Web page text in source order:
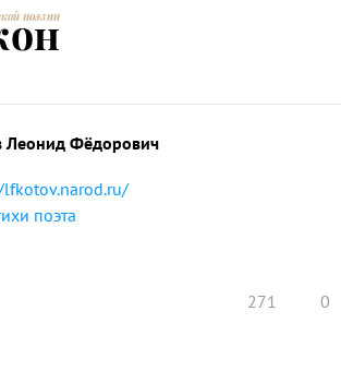
ЭНЦИКЛОПЕДИЯ
ПОЭЗИИ
поэзии
Леонид Фёдорович
поэта
271 0